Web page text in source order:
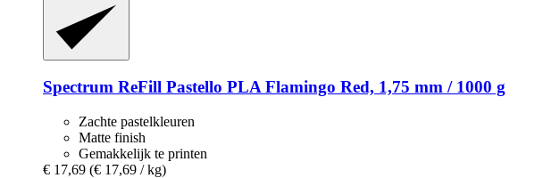
Spectrum ReFill Pastello PLA Flamingo Red, 1,75 mm / 1000 g
Zachte pastelkleuren
Matte finish
Gemakkelijk te printen
€ 17,69 (€ 17,69 / kg)